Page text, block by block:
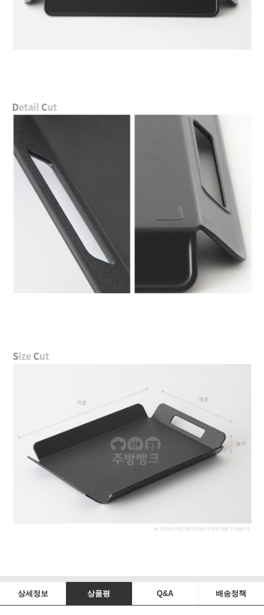
상세정보 상품평 Q&A 배송정책